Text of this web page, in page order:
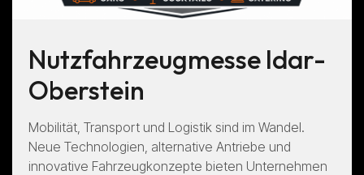
Nutzfahrzeugmesse Idar-
Oberstein
Mobilität, Transport und Logistik sind im Wandel.
Neue Technologien, alternative Antriebe und
innovative Fahrzeugkonzepte bieten Unternehmen